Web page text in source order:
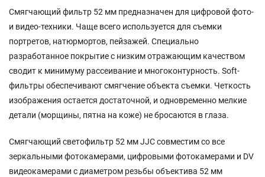
Смягчающий фильтр 52 мм предназначен для цифровой фото-
и видео-техники. Чаще всего используется для съемки
портретов, натюрмортов, пейзажей. Специально
разработанное покрытие с низким отражающим качеством
сводит к минимуму рассеивание и многоконтурность. Soft-
фильтры обеспечивают смягчение объекта съемки. Четкость
изображения остается достаточной, и одновременно мелкие
детали (морщины, пятна на коже) не бросаются в глаза.
Смягчающий светофильтр 52 мм JJC совместим со все
зеркальными фотокамерами, цифровыми фотокамерами и DV
видеокамерами с диаметром резьбы объектива 52 мм